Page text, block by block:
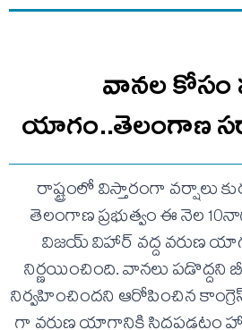
వానల కోసం
యాగం..తెలంగాణ
రాష్ట్రంలో విస్తారంగా వర్షాలు
తెలంగాణ ప్రభుత్వం ఈ నెల
విజయ్ విహార్ వద్ద వరుణ
నిర్ణయించింది. వానలు పడొద్దని
నిర్వహించిందని ఆరోపించిన